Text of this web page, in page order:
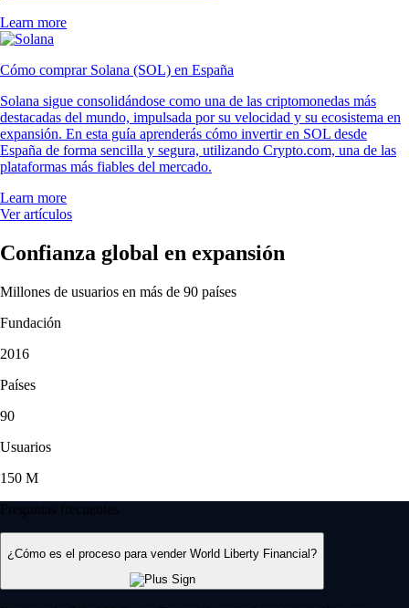
Learn more
Cómo comprar Solana (SOL) en España
Solana sigue consolidándose como una de las criptomonedas más
destacadas del mundo, impulsada por su velocidad y su ecosistema en
expansión. En esta guía aprenderás cómo invertir en SOL desde
España de forma sencilla y segura, utilizando Crypto.com, una de las
plataformas más fiables del mercado.
Learn more
Ver artículos
Confianza global en expansión
Millones de usuarios en más de 90 países
Fundación
2016
Países
90
Usuarios
150 M
Preguntas frecuentes
¿Cómo es el proceso para vender World Liberty Financial?